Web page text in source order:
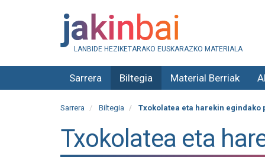
LANBIDE HEZIKETARAKO EUSKARAZKO MATERIALA
Sarrera Biltegia Material Berriak
Sarrera Biltegia Txokolatea eta harekin egindako
Txokolatea eta